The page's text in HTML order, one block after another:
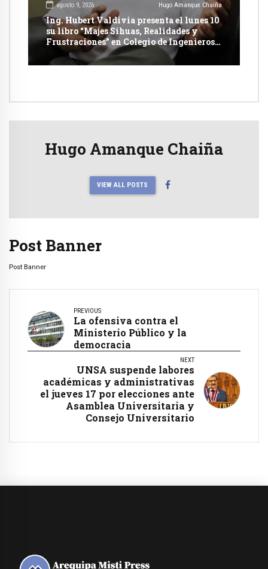
agosto 9, 2026 Hugo Amanque Chaiña
Ing. Hubert Valdivia presenta el lunes 10
su libro “Majes Sihuas, Realidades y
Frustraciones” en Colegio de Ingenieros
de Arequipa
Hugo Amanque Chaiña
VIEW ALL POSTS
Post Banner
Post Banner
PREVIOUS
La ofensiva contra el
Ministerio Público y la
democracia
NEXT
UNSA suspende labores
académicas y administrativas
el jueves 17 por elecciones ante
Asamblea Universitaria y
Consejo Universitario